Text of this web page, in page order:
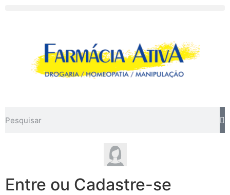
Entre ou Cadastre-se